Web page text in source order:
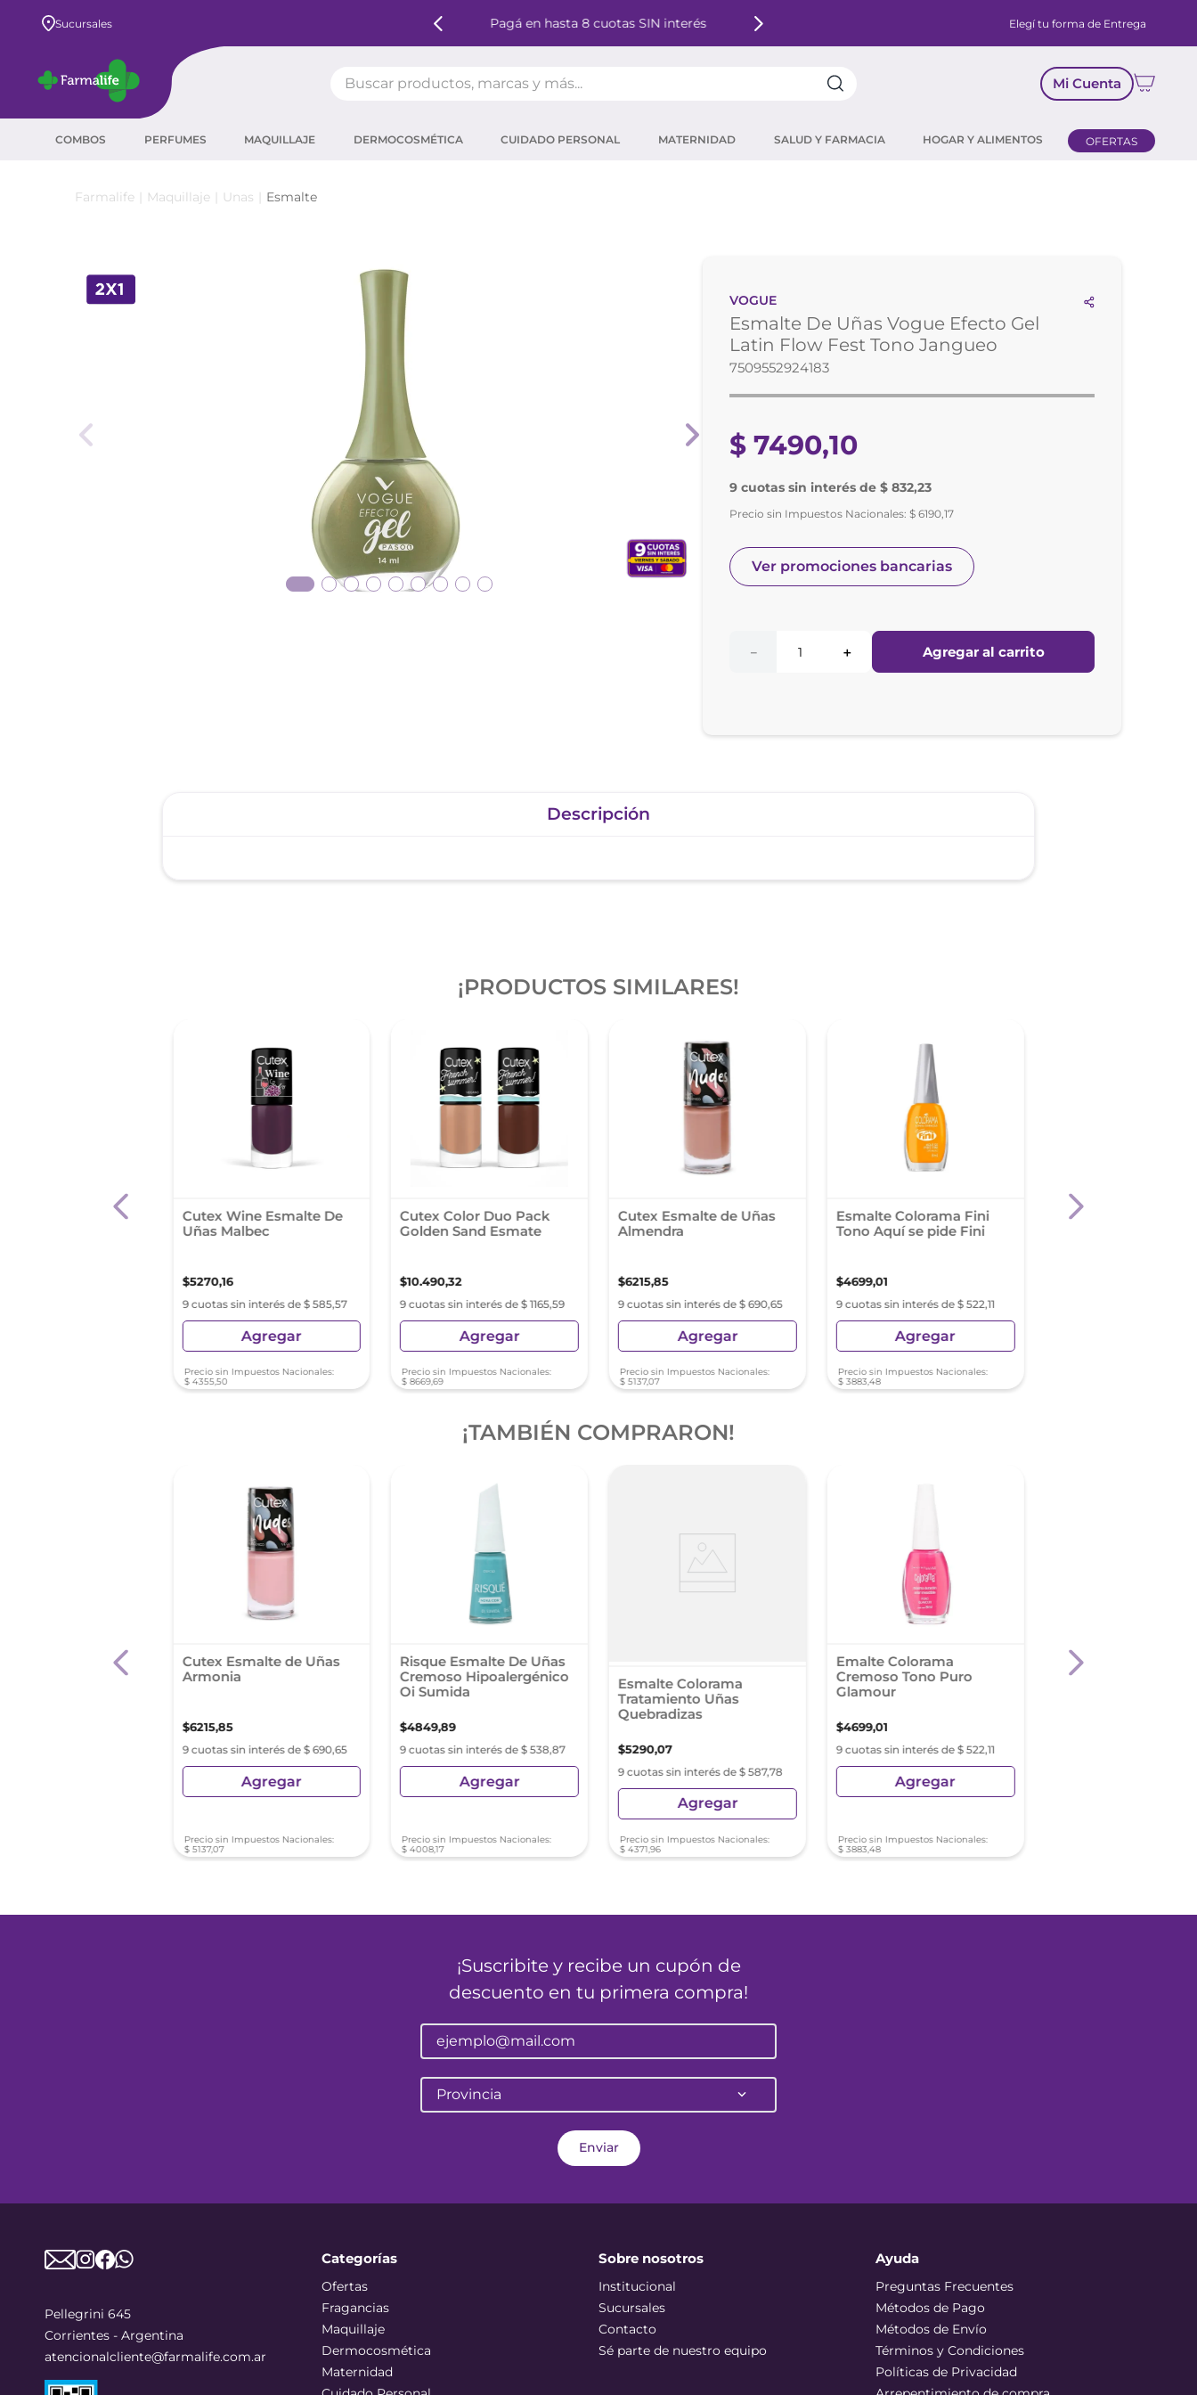
Sucursales Pagá en hasta 8 cuotas SIN interés Elegí tu forma de Entrega
Mi Cuenta
COMBOS PERFUMES MAQUILLAJE DERMOCOSMÉTICA CUIDADO PERSONAL MATERNIDAD SALUD Y FARMACIA HOGAR Y ALIMENTOS OFERTAS
Maquillaje Unas Esmalte
VOGUE
Esmalte De Uñas Vogue Efecto Gel
Latin Flow Fest Tono Jangueo
7509552924183
$ 7490,10
9 cuotas sin interés de $ 832,23
Precio sin Impuestos Nacionales:$ 6190,17
Ver promociones bancarias
＋
－ Agregar al carrito
Descripción
¡PRODUCTOS SIMILARES!
Colorama Negro
Cutex Wine Esmalte De
Uñas Malbec
$5270,16
9 cuotas sin interés de $ 585,57
Agregar
Precio sin Impuestos Nacionales:
$ 4355,50
Cutex Color Duo Pack
Golden Sand Esmate
$10.490,32
9 cuotas sin interés de $ 1165,59
Agregar
Precio sin Impuestos Nacionales:
$ 8669,69
Cutex Esmalte de Uñas
Almendra
$6215,85
9 cuotas sin interés de $ 690,65
Agregar
Precio sin Impuestos Nacionales:
$ 5137,07
Esmalte Colorama Fini
Tono Aquí se pide Fini
$4699,01
9 cuotas sin interés de $ 522,11
Agregar
Precio sin Impuestos Nacionales:
$ 3883,48
Opi Nl Summer Ed
¡TAMBIÉN COMPRARON!
Cutex Esmalte de Uñas
Armonia
$6215,85
9 cuotas sin interés de $ 690,65
Agregar
Precio sin Impuestos Nacionales:
$ 5137,07
Risque Esmalte De Uñas
Cremoso Hipoalergénico
Oi Sumida
$4849,89
9 cuotas sin interés de $ 538,87
Agregar
Precio sin Impuestos Nacionales:
$ 4008,17
Esmalte Colorama
Tratamiento Uñas
Quebradizas
$5290,07
9 cuotas sin interés de $ 587,78
Agregar
Precio sin Impuestos Nacionales:
$ 4371,96
Emalte Colorama
Cremoso Tono Puro
Glamour
$4699,01
9 cuotas sin interés de $ 522,11
Agregar
Precio sin Impuestos Nacionales:
$ 3883,48
Esmalte Colorama
Perlados Tono Rosa
¡Suscribite y recibe un cupón de
descuento en tu primera compra!
Provincia
Enviar
Pellegrini 645
Corrientes - Argentina
atencionalcliente@farmalife.com.ar
Categorías
Ofertas
Fragancias
Maquillaje
Dermocosmética
Maternidad
Sobre nosotros
Institucional
Sucursales
Contacto
Sé parte de nuestro equipo
Ayuda
Preguntas Frecuentes
Métodos de Pago
Métodos de Envío
Términos y Condiciones
Políticas de Privacidad
proteina
corrector
máscara pestañas
roche posay
desodorante